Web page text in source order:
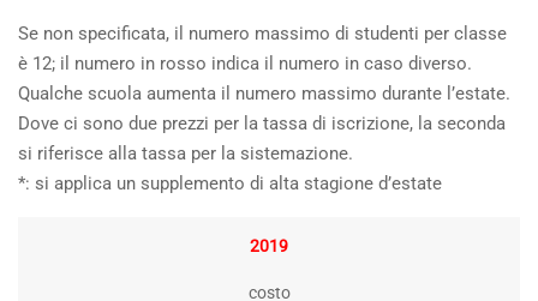
Se non specificata, il numero massimo di studenti per classe
è 12; il numero in rosso indica il numero in caso diverso.
Qualche scuola aumenta il numero massimo durante l’estate.
Dove ci sono due prezzi per la tassa di iscrizione, la seconda
si riferisce alla tassa per la sistemazione.
*: si applica un supplemento di alta stagione d’estate
2019
costo